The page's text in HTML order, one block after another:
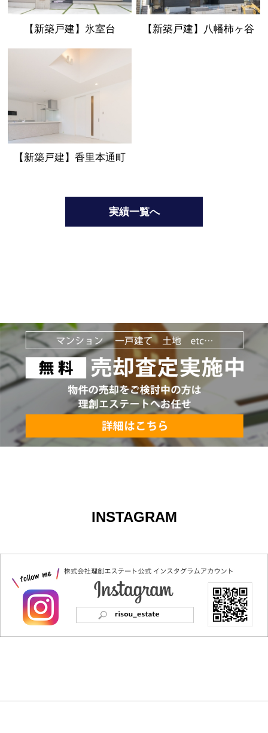
【新築戸建】氷室台 【新築戸建】八幡柿ヶ谷
【新築戸建】香里本通町
実績一覧へ
INSTAGRAM